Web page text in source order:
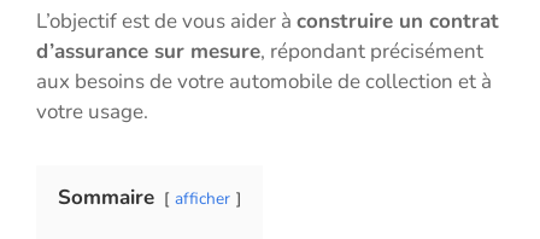
L’objectif est de vous aider à construire un contrat
d’assurance sur mesure, répondant précisément
aux besoins de votre automobile de collection et à
votre usage.
Sommaire afficher